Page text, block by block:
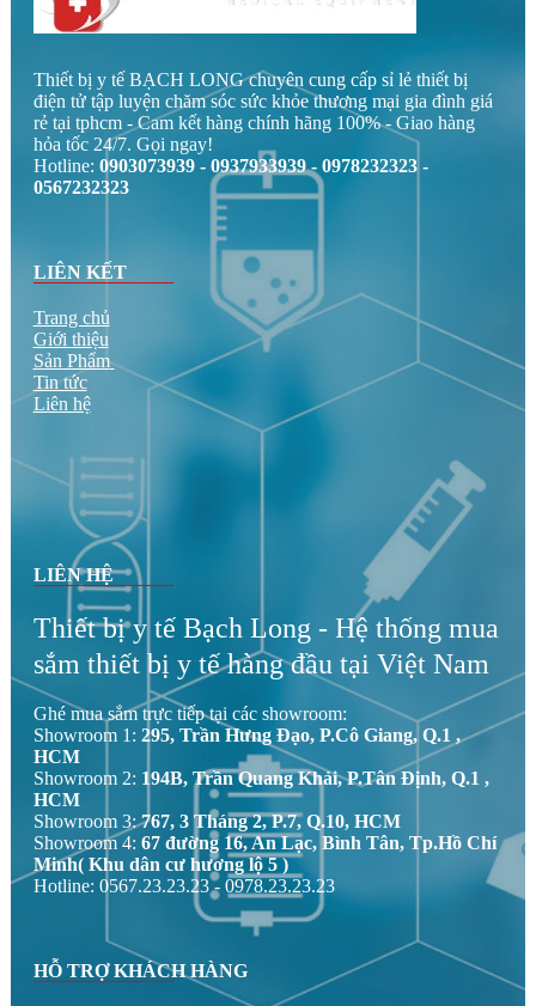
Thiết bị y tế BẠCH LONG chuyên cung cấp sỉ lẻ thiết bị
điện tử tập luyện chăm sóc sức khỏe thương mại gia đình giá
rẻ tại tphcm - Cam kết hàng chính hãng 100% - Giao hàng
hỏa tốc 24/7. Gọi ngay!
Hotline: 0903073939 - 0937933939 - 0978232323 -
0567232323
LIÊN KẾT
Trang chủ
Giới thiệu
Sản Phẩm
Tin tức
Liên hệ
LIÊN HỆ
Thiết bị y tế Bạch Long - Hệ thống mua
sắm thiết bị y tế hàng đầu tại Việt Nam
Ghé mua sắm trực tiếp tại các showroom:
Showroom 1: 295, Trần Hưng Đạo, P.Cô Giang, Q.1 ,
HCM
Showroom 2: 194B, Trần Quang Khải, P.Tân Định, Q.1 ,
HCM
Showroom 3:767, 3 Tháng 2, P.7, Q.10, HCM
Showroom 4: 67 đường 16, An Lạc, Bình Tân, Tp.Hồ Chí
Minh( Khu dân cư hương lộ 5 )
Hotline: 0567.23.23.23 - 0978.23.23.23
HỖ TRỢ KHÁCH HÀNG